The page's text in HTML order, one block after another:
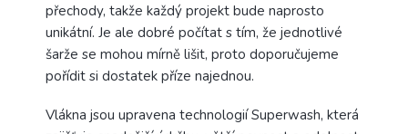
přechody, takže každý projekt bude naprosto
unikátní. Je ale dobré počítat s tím, že jednotlivé
šarže se mohou mírně lišit, proto doporučujeme
pořídit si dostatek příze najednou.
Vlákna jsou upravena technologií Superwash, která